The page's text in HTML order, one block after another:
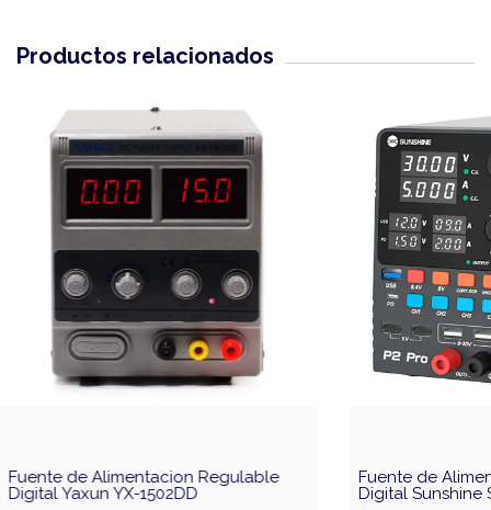
Productos relacionados
Fuente de Alimentacion Regulable
Digital Yaxun YX-1502DD
Fuente de
Digital Sunshine